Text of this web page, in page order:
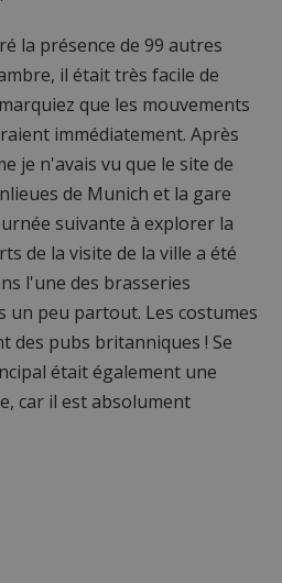
la présence de 99 autres
il était très facile de
que les mouvements
immédiatement. Après
je n'avais vu que le site de
de Munich et la gare
suivante à explorer la
de la visite de la ville a été
l'une des brasseries
un peu partout. Les costumes
des pubs britanniques ! Se
était également une
car il est absolument